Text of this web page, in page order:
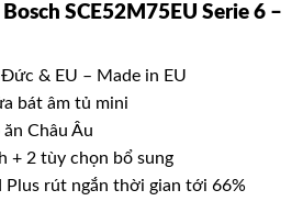
SCE52M75EU Serie 6 –
& EU – Made in EU
bát âm tủ mini
Châu Âu
+ 2 tùy chọn bổ sung
Plus rút ngắn thời gian tới 66%